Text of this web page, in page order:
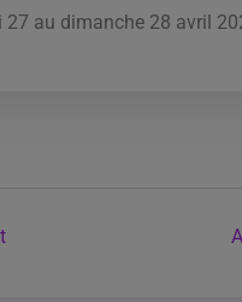
27 au dimanche 28 avril